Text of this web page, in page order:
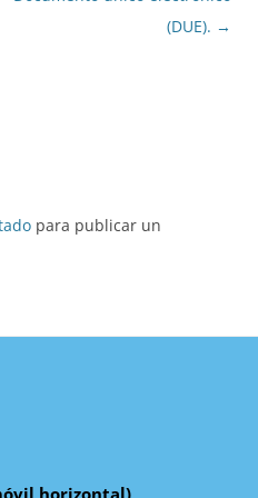
(DUE). →
para publicar un